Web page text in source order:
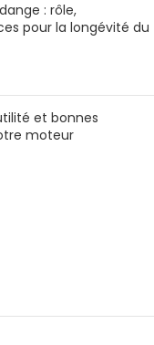
: rôle,
pour la longévité du
et bonnes
moteur